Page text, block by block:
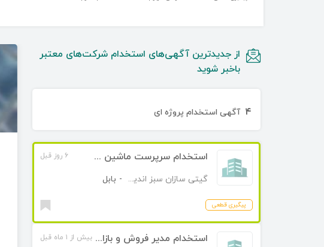
از جدیدترین آگهی‌های استخدام شرکت‌های معتبر
باخبر شوید
۴ آگهی استخدام پروژه ای
استخدام سرپرست ماشین آلات
گیتی سازان سبز اندیش - بابل
۶ روز قبل
پیگیری قطعی
استخدام مدیر فروش و بازاریاب بیش از ۱ ماه قبل